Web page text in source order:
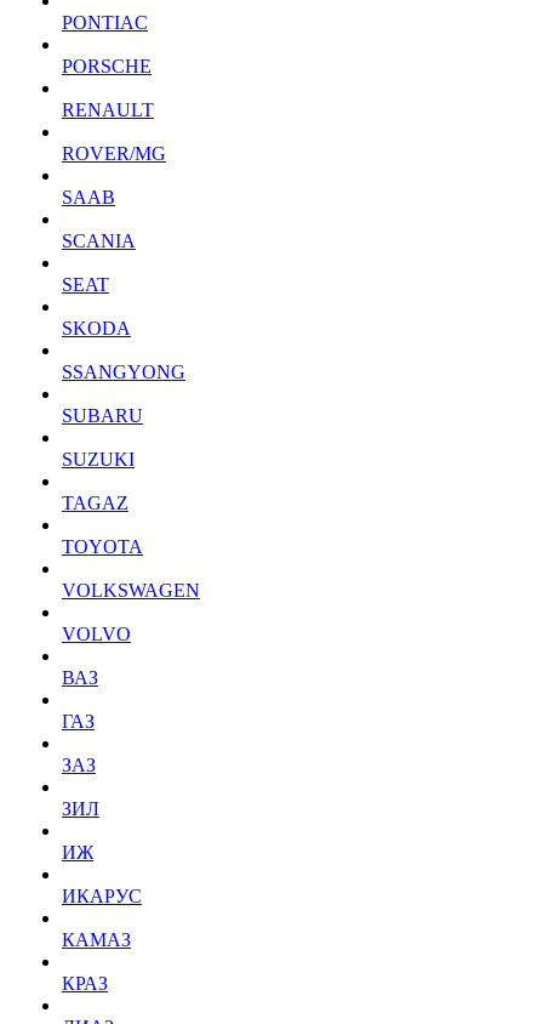
PONTIAC
PORSCHE
RENAULT
ROVER/MG
SAAB
SCANIA
SEAT
SKODA
SSANGYONG
SUBARU
SUZUKI
TAGAZ
TOYOTA
VOLKSWAGEN
VOLVO
ВАЗ
ГАЗ
ЗАЗ
ЗИЛ
ИЖ
ИКАРУС
КАМАЗ
КРАЗ